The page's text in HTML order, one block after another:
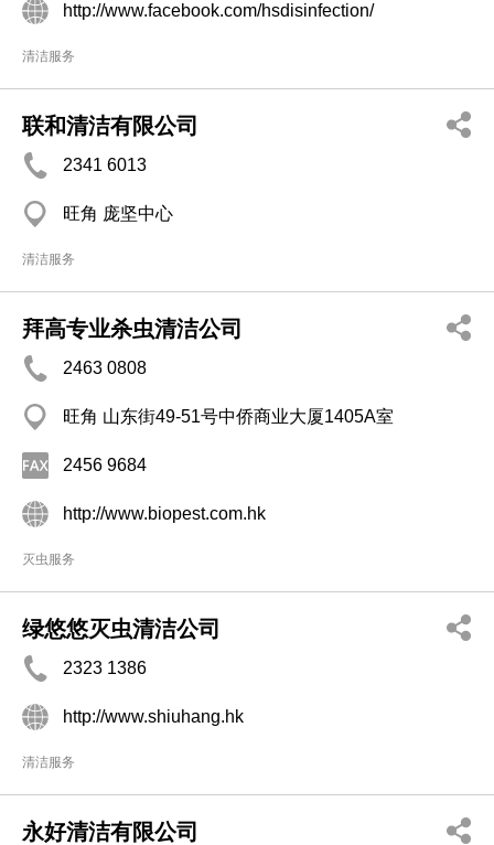
http://www.facebook.com/hsdisinfection/
清洁服务
联和清洁有限公司
2341 6013
旺角 庞坚中心
清洁服务
拜高专业杀虫清洁公司
2463 0808
旺角 山东街49-51号中侨商业大厦1405A室
2456 9684
http://www.biopest.com.hk
灭虫服务
绿悠悠灭虫清洁公司
2323 1386
http://www.shiuhang.hk
清洁服务
永好清洁有限公司